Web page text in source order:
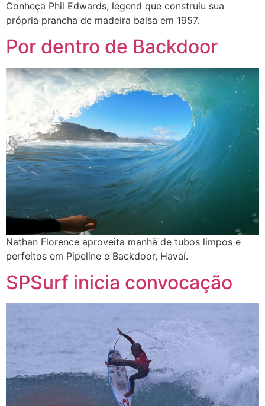
Conheça Phil Edwards, legend que construiu sua
própria prancha de madeira balsa em 1957.
Por dentro de Backdoor
Nathan Florence aproveita manhã de tubos limpos e
perfeitos em Pipeline e Backdoor, Havaí.
SPSurf inicia convocação